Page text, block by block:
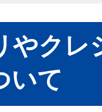
やクレ
いて